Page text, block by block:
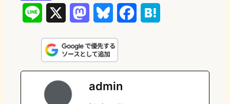
n
e
s
t
o
u
e
s
e
e
admin